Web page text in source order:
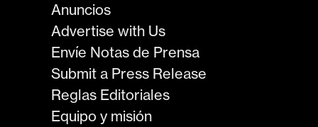
Anuncios
Advertise with Us
Envíe Notas de Prensa
Submit a Press Release
Reglas Editoriales
Equipo y misión